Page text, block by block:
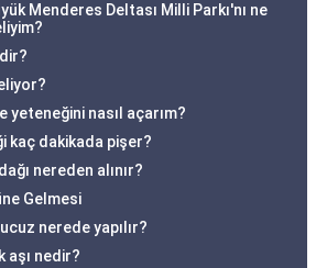
Menderes Deltası Milli Parkı'nı ne
yeteneğini nasıl açarım?
kaç dakikada pişer?
nereden alınır?
Gelmesi
nerede yapılır?
aşı nedir?